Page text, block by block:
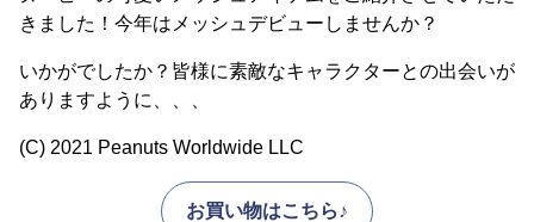
きました！今年はメッシュデビューしませんか？
いかがでしたか？皆様に素敵なキャラクターとの出会いが
ありますように、、、
(C) 2021 Peanuts Worldwide LLC
お買い物はこちら♪